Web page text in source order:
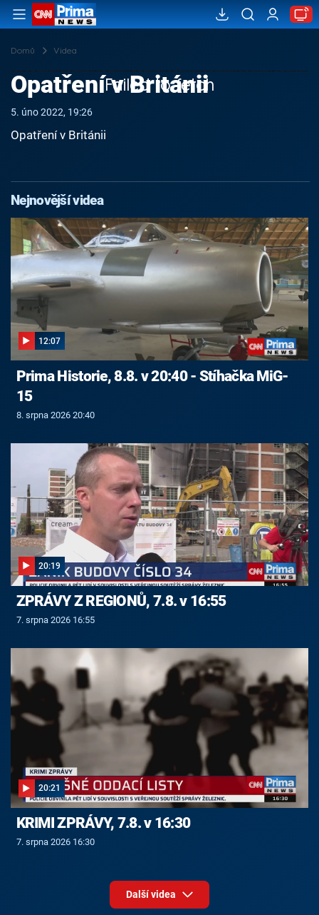
Domů Videa
Failed to fetch
Opatření v Británii
5. úno 2022, 19:26
Opatření v Británii
Nejnovější videa
12:07
Prima Historie, 8.8. v 20:40 - Stíhačka MiG-
15
8. srpna 2026 20:40
20:19
ZPRÁVY Z REGIONŮ, 7.8. v 16:55
7. srpna 2026 16:55
20:21
KRIMI ZPRÁVY, 7.8. v 16:30
7. srpna 2026 16:30
Další videa